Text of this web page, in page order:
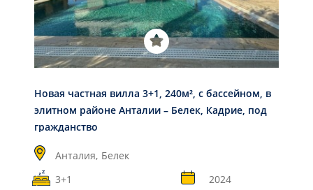
Новая частная вилла 3+1, 240м², с бассейном, в
элитном районе Анталии – Белек, Кадрие, под
гражданство
Анталия, Белек
3+1
2024